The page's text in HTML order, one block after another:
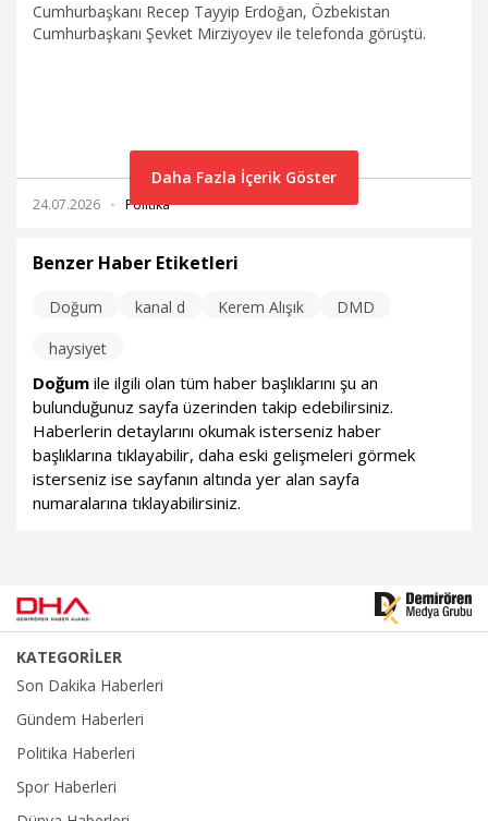
Cumhurbaşkanı Recep Tayyip Erdoğan, Özbekistan
Cumhurbaşkanı Şevket Mirziyoyev ile telefonda görüştü.
24.07.2026 Politika
Daha Fazla İçerik Göster
Benzer Haber Etiketleri
Doğum kanal d Kerem Alışık
DMD
haysiyet
Doğum ile ilgili olan tüm haber başlıklarını şu an
bulunduğunuz sayfa üzerinden takip edebilirsiniz.
Haberlerin detaylarını okumak isterseniz haber
başlıklarına tıklayabilir, daha eski gelişmeleri görmek
isterseniz ise sayfanın altında yer alan sayfa
numaralarına tıklayabilirsiniz.
KATEGORİLER
Son Dakika Haberleri
Gündem Haberleri
Politika Haberleri
Spor Haberleri